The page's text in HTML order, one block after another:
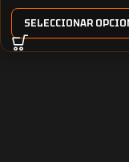
SELECCIONAR